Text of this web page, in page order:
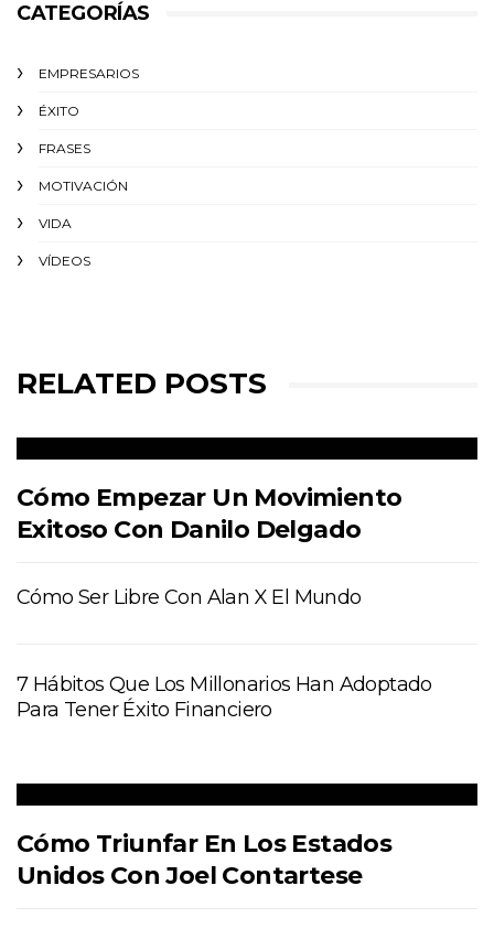
CATEGORÍAS
EMPRESARIOS
ÉXITO‬
FRASES
MOTIVACIÓN
VIDA
VÍDEOS
RELATED POSTS
Cómo Empezar Un Movimiento
Exitoso Con Danilo Delgado
Cómo Ser Libre Con Alan X El Mundo
7 Hábitos Que Los Millonarios Han Adoptado
Para Tener Éxito Financiero
Cómo Triunfar En Los Estados
Unidos Con Joel Contartese